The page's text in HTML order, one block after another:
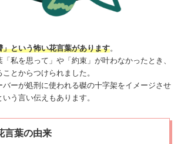
」という怖い花言葉があります。
「私を思って」や「約束」が叶わなかったとき、
とからつけられました。
バーが処刑に使われる磔の十字架をイメージさせ
う言い伝えもあります。
言葉の由来